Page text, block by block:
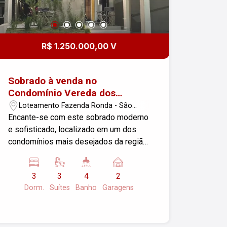
bairros mais valorizados da cidade.
Entre em contato para mais
informações e agende sua visita!
começa aqui!
R$ 1.250.000,00 V
Sobrado à venda no
Condomínio Vereda dos
Campos em São José dos
Campos
Loteamento Fazenda Ronda - São
José dos Campos/SP
Encante-se com este sobrado moderno
e sofisticado, localizado em um dos
condomínios mais desejados da região.
contemporâneo e lazer completo, ideal
para quem busca qualidade de vida e
segurança. Características do imóvel:
3
Dorm.
3
Suítes
4
Banho
2
Garagens